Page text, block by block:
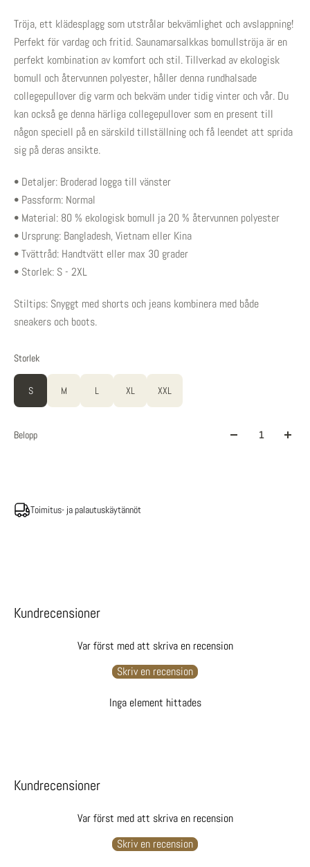
Tröja, ett klädesplagg som utstrålar bekvämlighet och avslappning!
Perfekt för vardag och fritid. Saunamarsalkkas bomullströja är en
perfekt kombination av komfort och stil. Tillverkad av ekologisk
bomull och återvunnen polyester, håller denna rundhalsade
collegepullover dig varm och bekväm under tidig vinter och vår. Du
kan också ge denna härliga collegepullover som en present till
någon speciell på en särskild tillställning och få leendet att sprida
sig på deras ansikte.
• Detaljer: Broderad logga till vänster
• Passform: Normal
• Material: 80 % ekologisk bomull ja 20 % återvunnen polyester
• Ursprung: Bangladesh, Vietnam eller Kina
• Tvättråd: Handtvätt eller max 30 grader
• Storlek: S - 2XL
Stiltips: Snyggt med shorts och jeans kombinera med både
sneakers och boots.
Storlek
S M L XL XXL
Belopp
Toimitus- ja palautuskäytännöt
Kundrecensioner
Var först med att skriva en recension
Skriv en recension
Inga element hittades
Kundrecensioner
Var först med att skriva en recension
Skriv en recension